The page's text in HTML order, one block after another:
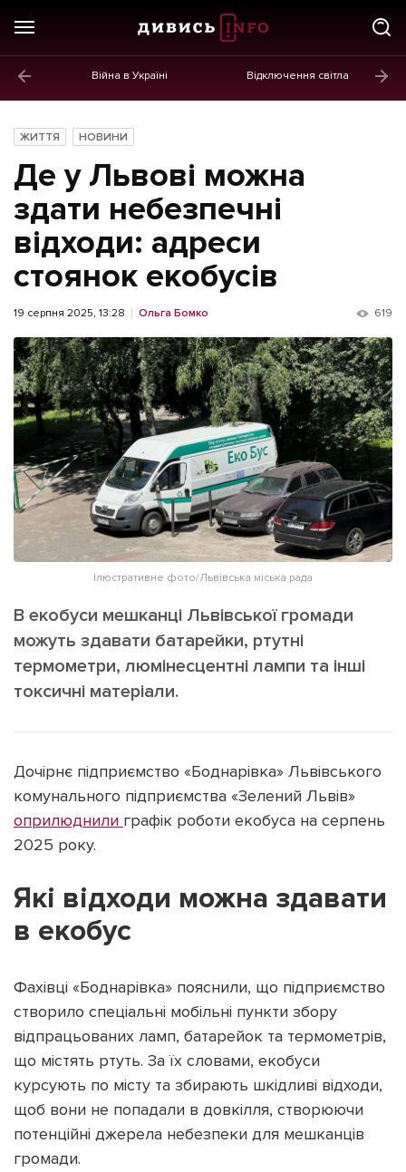
Війна в Україні Відключення світла
Новини
Політика
Економіка
Бізнес
Життя
Культура
Афіша
ІНШЕ
Інтерв'ю
Картки
Репортаж
Розслідування
Погляди
Лонгріди
Прес-релізи
Фото/Відео
Made in Lviv
Зв'язатися з нами
Наші соц мережі
ЖИТТЯ НОВИНИ
Де у Львові можна
здати небезпечні
відходи: адреси
стоянок екобусів
19 серпня 2025, 13:28 Ольга Бомко 619
Ілюстративне фото/Львівська міська рада
В екобуси мешканці Львівської громади
можуть здавати батарейки, ртутні
термометри, люмінесцентні лампи та інші
токсичні матеріали.
Дочірнє підприємство «Боднарівка» Львівського
комунального підприємства «Зелений Львів»
оприлюднили графік роботи екобуса на серпень
2025 року.
Які відходи можна здавати
в екобус
Фахівці «Боднарівка» пояснили, що підприємство
створило спеціальні мобільні пункти збору
відпрацьованих ламп, батарейок та термометрів,
що містять ртуть. За їх словами, екобуси
курсують по місту та збирають шкідливі відходи,
щоб вони не попадали в довкілля, створюючи
потенційні джерела небезпеки для мешканців
громади.